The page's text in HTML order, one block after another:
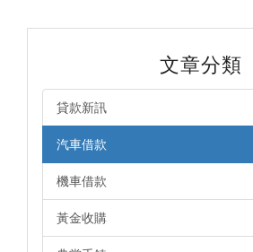
文章分類
貸款新訊
汽車借款
機車借款
黃金收購